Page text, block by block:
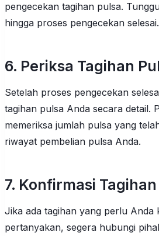
pengecekan tagihan pulsa.
hingga proses pengecekan selesai.
6. Periksa Tagihan
Setelah proses pengecekan
tagihan pulsa Anda secara detail.
memeriksa jumlah pulsa yang
riwayat pembelian pulsa Anda.
7. Konfirmasi Tagihan
Jika ada tagihan yang perlu Anda
pertanyakan, segera hubungi